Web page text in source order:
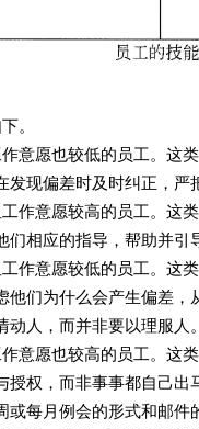
。
也较低的员工。这类员
发现偏差时及时纠正，严
愿较高的员工。这类员
们相应的指导，帮助并
愿较低的员工。这类员
他们为什么会产生偏差
动人，而并非要以理服人
也较高的员工。这类员
授权，而非事事都自己
例会的形式和邮件的